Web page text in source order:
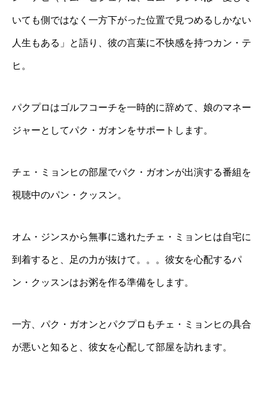
いても側ではなく一方下がった位置で見つめるしかない
人生もある」と語り、彼の言葉に不快感を持つカン・テ
ヒ。
パクプロはゴルフコーチを一時的に辞めて、娘のマネー
ジャーとしてパク・ガオンをサポートします。
チェ・ミョンヒの部屋でパク・ガオンが出演する番組を
視聴中のパン・クッスン。
オム・ジンスから無事に逃れたチェ・ミョンヒは自宅に
到着すると、足の力が抜けて。。。彼女を心配するパ
ン・クッスンはお粥を作る準備をします。
一方、パク・ガオンとパクプロもチェ・ミョンヒの具合
が悪いと知ると、彼女を心配して部屋を訪れます。